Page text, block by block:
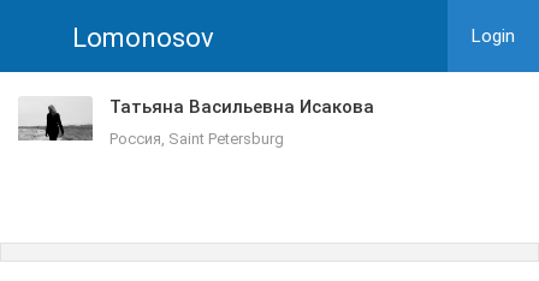
Lomonosov Login
Татьяна Васильевна Исакова
Россия, Saint Petersburg